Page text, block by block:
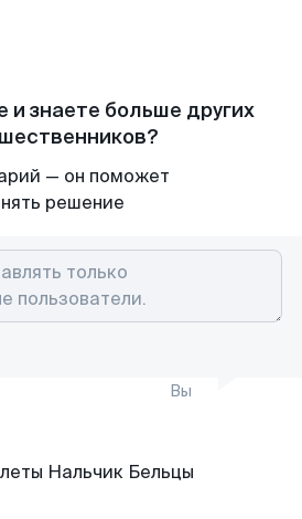
и знаете больше других
— он поможет
решение
Вы